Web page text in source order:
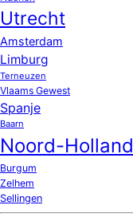
Utrecht
Amsterdam
Limburg
Terneuzen
Vlaams Gewest
Spanje
Baarn
Noord-Holland
Burgum
Zelhem
Sellingen